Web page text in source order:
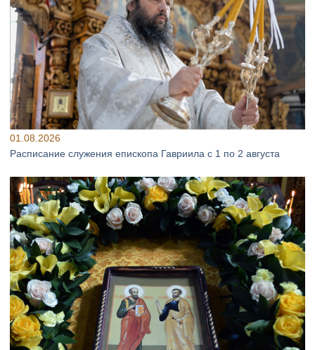
01.08.2026
Расписание служения епископа Гавриила с 1 по 2 августа